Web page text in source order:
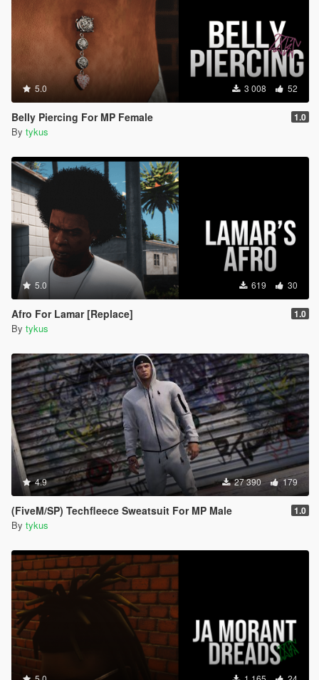
5.0 3 008 52
Belly Piercing For MP Female 1.0
By tykus
5.0 619 30
Afro For Lamar [Replace] 1.0
By tykus
4.9 27 390 179
(FiveM/SP) Techfleece Sweatsuit For MP Male 1.0
By tykus